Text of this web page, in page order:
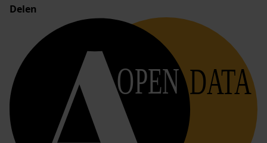
Delen
OPEN DATA